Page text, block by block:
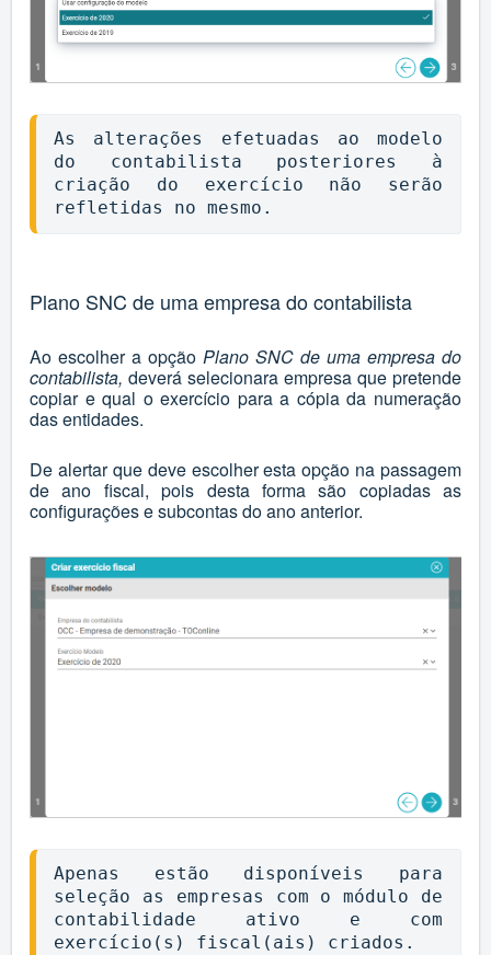
As alterações efetuadas ao modelo
do contabilista posteriores à
criação do exercício não serão
refletidas no mesmo.
Plano SNC de uma empresa do contabilista
Ao escolher a opção Plano SNC de uma empresa do
contabilista, deverá selecionara empresa que pretende
copiar e qual o exercício para a cópia da numeração
das entidades.
De alertar que deve escolher esta opção na passagem
de ano fiscal, pois desta forma são copiadas as
configurações e subcontas do ano anterior.
Apenas estão disponíveis para
seleção as empresas com o módulo de
contabilidade ativo e com
exercício(s) fiscal(ais) criados.